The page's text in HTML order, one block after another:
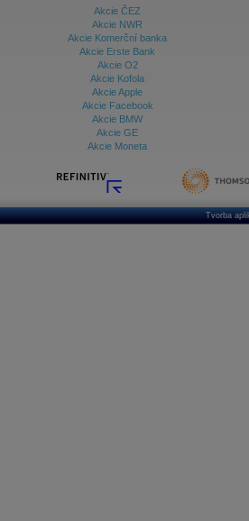
Akcie ČEZ
Akcie NWR
Akcie Komerční banka
Akcie Erste Bank
Akcie O2
Akcie Kofola
Akcie Apple
Akcie Facebook
Akcie BMW
Akcie GE
Akcie Moneta
Tvorba